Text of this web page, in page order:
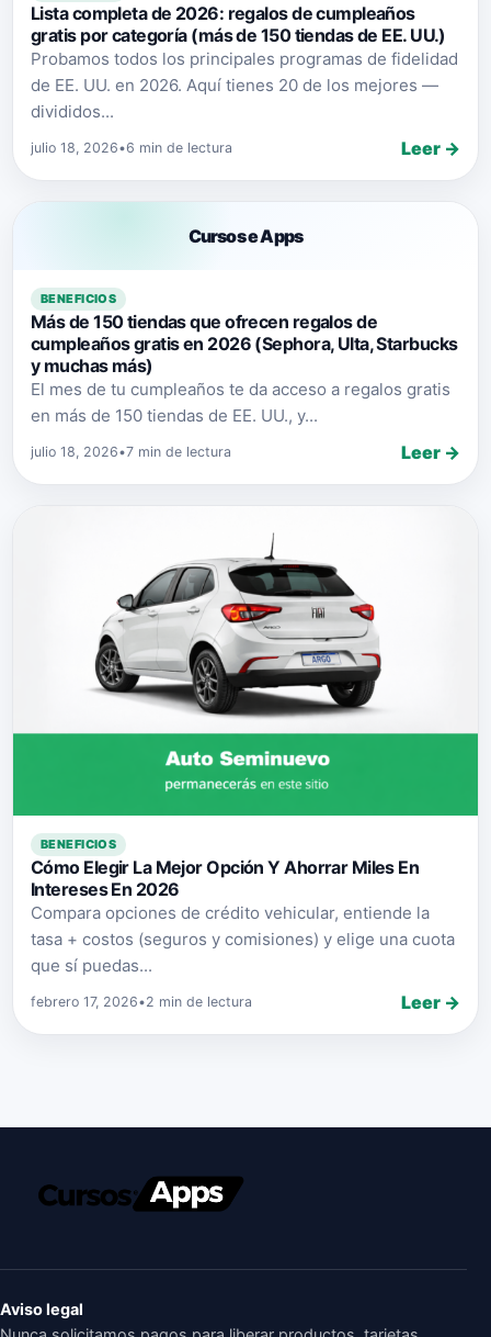
Lista completa de 2026: regalos de cumpleaños
gratis por categoría (más de 150 tiendas de EE. UU.)
Probamos todos los principales programas de fidelidad
de EE. UU. en 2026. Aquí tienes 20 de los mejores —
divididos...
julio 18, 2026•6 min de lectura Leer →
Cursos e Apps
BENEFICIOS
Más de 150 tiendas que ofrecen regalos de
cumpleaños gratis en 2026 (Sephora, Ulta, Starbucks
y muchas más)
El mes de tu cumpleaños te da acceso a regalos gratis
en más de 150 tiendas de EE. UU., y...
julio 18, 2026•7 min de lectura Leer →
BENEFICIOS
Cómo Elegir La Mejor Opción Y Ahorrar Miles En
Intereses En 2026
Compara opciones de crédito vehicular, entiende la
tasa + costos (seguros y comisiones) y elige una cuota
que sí puedas...
febrero 17, 2026•2 min de lectura Leer →
Aviso legal